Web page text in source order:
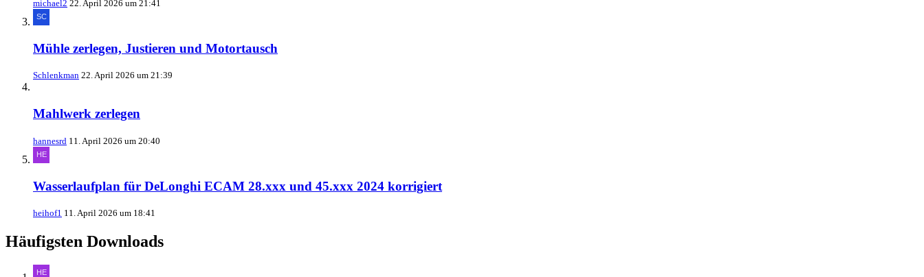
michael2 22. April 2026 um 21:41
Mühle zerlegen, Justieren und Motortausch
Schlenkman 22. April 2026 um 21:39
Mahlwerk zerlegen
hannesrd 11. April 2026 um 20:40
Wasserlaufplan für DeLonghi ECAM 28.xxx und 45.xxx 2024 korrigiert
heihof1 11. April 2026 um 18:41
Häufigsten Downloads